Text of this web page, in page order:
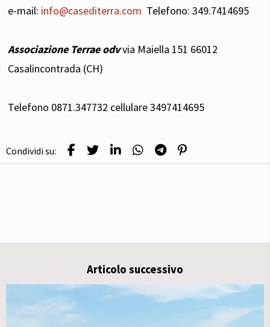
e-mail: info@casediterra.com Telefono: 349.7414695
Associazione Terrae odvvia Maiella 151 66012
Casalincontrada (CH)
Telefono 0871.347732 cellulare 3497414695
Condividi su:
Articolo successivo